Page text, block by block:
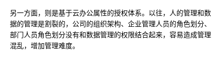
另一方面，则是基于云办公属性的授权体系。以往，人的管理和数
据的管理是割裂的，公司的组织架构、企业管理人员的角色划分、
部门人员角色划分没有和数据管理的权限结合起来，容易造成管理
混乱，增加管理难度。